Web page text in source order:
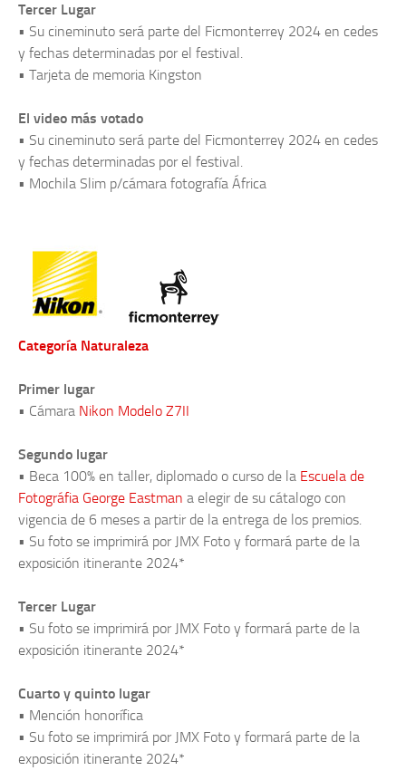
Tercer Lugar
• Su cineminuto será parte del Ficmonterrey 2024 en cedes
y fechas determinadas por el festival.
• Tarjeta de memoria Kingston
El video más votado
• Su cineminuto será parte del Ficmonterrey 2024 en cedes
y fechas determinadas por el festival.
• Mochila Slim p/cámara fotografía África
Categoría Naturaleza
Primer lugar
• Cámara Nikon Modelo Z7II
Segundo lugar
• Beca 100% en taller, diplomado o curso de la Escuela de
Fotográfia George Eastman a elegir de su cátalogo con
vigencia de 6 meses a partir de la entrega de los premios.
• Su foto se imprimirá por JMX Foto y formará parte de la
exposición itinerante 2024*
Tercer Lugar
• Su foto se imprimirá por JMX Foto y formará parte de la
exposición itinerante 2024*
Cuarto y quinto lugar
• Mención honorífica
• Su foto se imprimirá por JMX Foto y formará parte de la
exposición itinerante 2024*